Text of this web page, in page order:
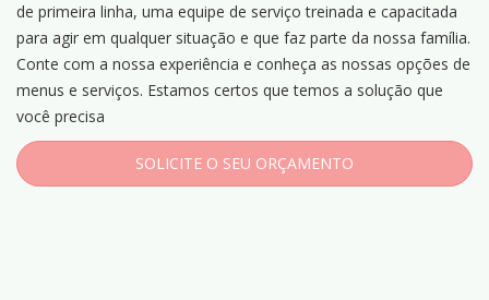
de primeira linha, uma equipe de serviço treinada e capacitada
para agir em qualquer situação e que faz parte da nossa família.
Conte com a nossa experiência e conheça as nossas opções de
menus e serviços. Estamos certos que temos a solução que
você precisa
SOLICITE O SEU ORÇAMENTO